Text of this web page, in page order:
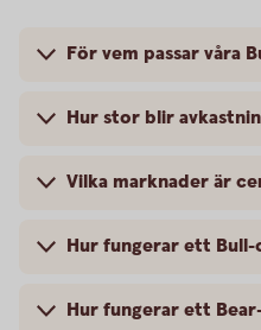
För vem passar våra
Hur stor blir
Vilka marknader är
Hur fungerar ett
Hur fungerar ett